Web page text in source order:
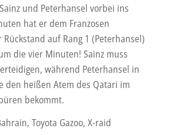
und Peterhansel vorbei ins
hat er dem Franzosen
auf Rang 1 (Peterhansel)
die vier Minuten! Sainz muss
während Peterhansel in
den heißen Atem des Qatari im
bekommt.
Toyota Gazoo, X-raid